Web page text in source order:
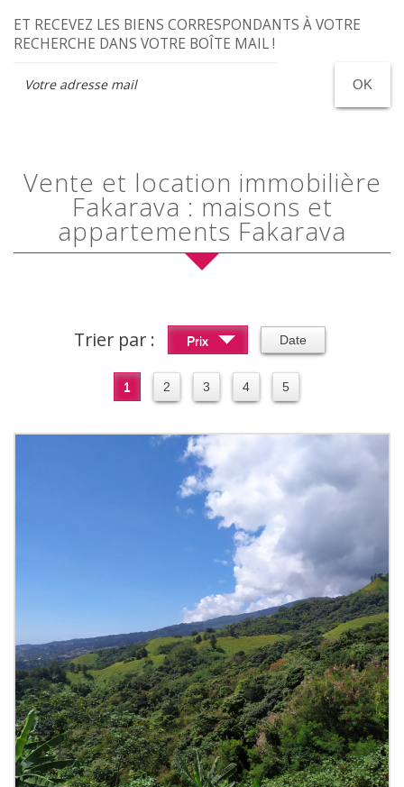
ET RECEVEZ LES BIENS CORRESPONDANTS À VOTRE
RECHERCHE DANS VOTRE BOÎTE MAIL !
OK
Vente et location immobilière
Fakarava : maisons et
appartements Fakarava
Trier par : Prix Date
1 2 3 4 5